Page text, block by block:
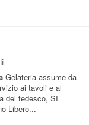
-Gelateria assume da
ai tavoli e al
del tedesco, SI
Libero...